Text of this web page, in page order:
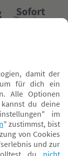
Preis gilt -